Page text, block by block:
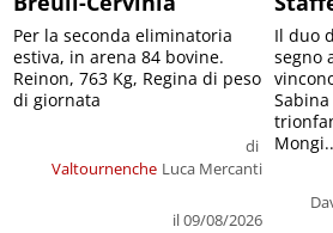
Valtournenche
di
Luca Mercanti
il 09/08/2026
Per la seconda eliminatoria
estiva, in arena 84 bovine.
Reinon, 763 Kg, Regina di peso
di giornata
Il duo
segno